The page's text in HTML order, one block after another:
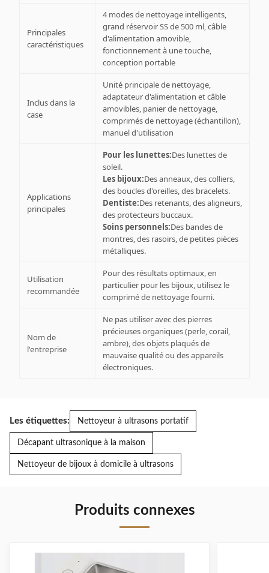
Principales
caractéristiques
4 modes de nettoyage intelligents,
grand réservoir SS de 500 ml, câble
d'alimentation amovible,
fonctionnement à une touche,
conception portable
Inclus dans la
case
Unité principale de nettoyage,
adaptateur d'alimentation et câble
amovibles, panier de nettoyage,
comprimés de nettoyage (échantillon),
manuel d'utilisation
Applications
principales
Pour les lunettes:Des lunettes de
soleil.
Les bijoux:Des anneaux, des colliers,
des boucles d'oreilles, des bracelets.
Dentiste:Des retenants, des aligneurs,
des protecteurs buccaux.
Soins personnels:Des bandes de
montres, des rasoirs, de petites pièces
métalliques.
Utilisation
recommandée
Pour des résultats optimaux, en
particulier pour les bijoux, utilisez le
comprimé de nettoyage fourni.
Nom de
l'entreprise
Ne pas utiliser avec des pierres
précieuses organiques (perle, corail,
ambre), des objets plaqués de
mauvaise qualité ou des appareils
électroniques.
Les étiquettes: Nettoyeur à ultrasons portatif
Décapant ultrasonique à la maison
Nettoyeur de bijoux à domicile à ultrasons
Produits connexes